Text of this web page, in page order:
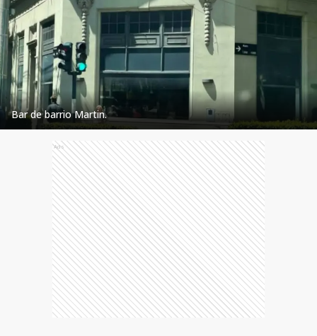
Bar de barrio Martin.
Ads